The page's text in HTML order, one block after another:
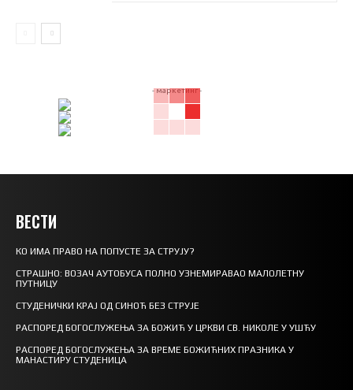
- маркетинг -
ВЕСТИ
КО ИМА ПРАВО НА ПОПУСТЕ ЗА СТРУЈУ?
СТРАШНО: ВОЗАЧ АУТОБУСА ПОЛНО УЗНЕМИРАВАО МАЛОЛЕТНУ
ПУТНИЦУ
СТУДЕНИЧКИ КРАЈ ОД СИНОЋ БЕЗ СТРУЈЕ
РАСПОРЕД БОГОСЛУЖЕЊА ЗА БОЖИЋ У ЦРКВИ СВ. НИКОЛЕ У УШЋУ
РАСПОРЕД БОГОСЛУЖЕЊА ЗА ВРЕМЕ БОЖИЋНИХ ПРАЗНИКА У
МАНАСТИРУ СТУДЕНИЦА